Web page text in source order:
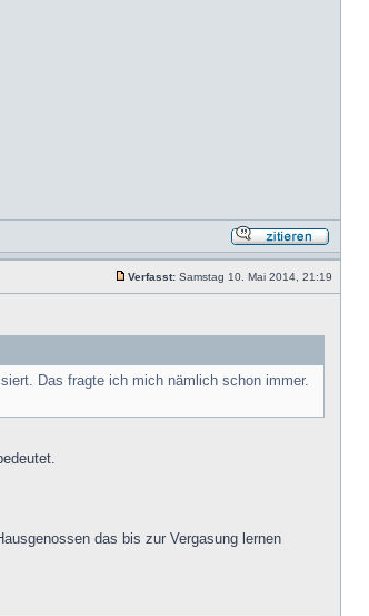
Verfasst: Samstag 10. Mai 2014, 21:19
Das fragte ich mich nämlich schon immer.
das bis zur Vergasung lernen